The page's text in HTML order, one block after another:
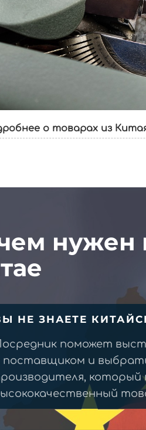
о товарах из
нужен
НЕ ЗНАЕТЕ
поможет
поставщиком и